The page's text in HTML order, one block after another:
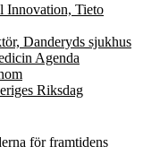
Innovation, Tieto
Danderyds sjukhus
Agenda
Riksdag
för framtidens